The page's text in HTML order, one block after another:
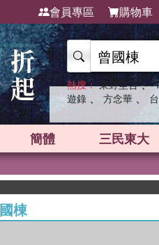
會員專區 購物車
熱搜： 東野圭吾 、
遊錄 、 方念華 、
簡體 三民東大
棟